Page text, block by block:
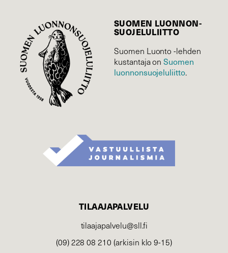
SUOMEN LUONNON­
SUOJELU­LIITTO
Suomen Luonto -lehden
kustantaja onSuomen
luonnonsuojelu­liitto.
TILAAJAPALVELU
tilaajapalvelu@sll.fi
(09) 228 08 210 (arkisin klo 9-15)